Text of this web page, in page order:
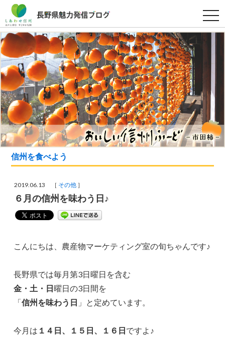
t
o
g
a
o
n
信州を食べよう
2019.06.13 ［ その他 ］
６月の信州を味わう日♪
こんにちは、農産物マーケティング室の旬ちゃんです♪
長野県では毎月第3日曜日を含む
金・土・日曜日の3日間を
「信州を味わう日 」と定めています。
今月は １４日、１５日、１６日ですよ♪